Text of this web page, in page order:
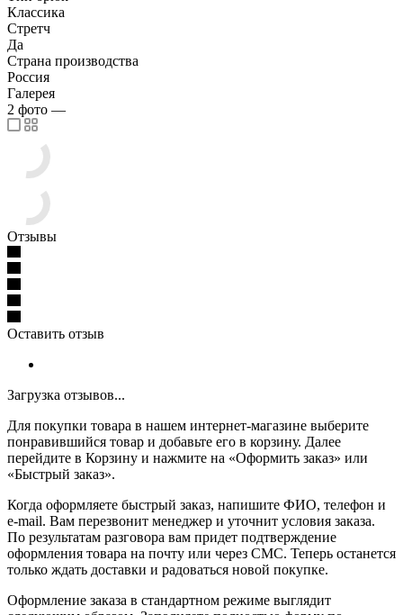
Классика
Стретч
Да
Страна производства
Россия
Галерея
2 фото —
Отзывы
Оставить отзыв
Загрузка отзывов...
Для покупки товара в нашем интернет-магазине выберите
понравившийся товар и добавьте его в корзину. Далее
перейдите в Корзину и нажмите на «Оформить заказ» или
«Быстрый заказ».
Когда оформляете быстрый заказ, напишите ФИО, телефон и
e-mail. Вам перезвонит менеджер и уточнит условия заказа.
По результатам разговора вам придет подтверждение
оформления товара на почту или через СМС. Теперь останется
только ждать доставки и радоваться новой покупке.
Оформление заказа в стандартном режиме выглядит